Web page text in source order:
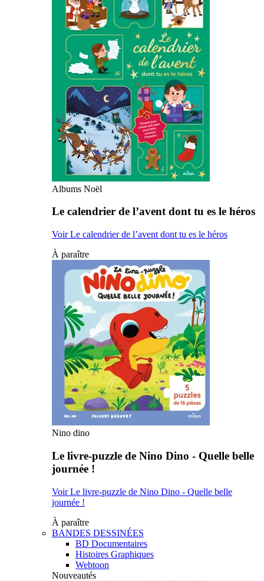
Albums Noël
Le calendrier de l’avent dont tu es le héros
Voir Le calendrier de l’avent dont tu es le héros
À paraître
Nino dino
Le livre-puzzle de Nino Dino - Quelle belle
journée !
Voir Le livre-puzzle de Nino Dino - Quelle belle
journée !
À paraître
BANDES DESSINÉES
BD Documentaires
Histoires Graphiques
Webtoon
Nouveautés